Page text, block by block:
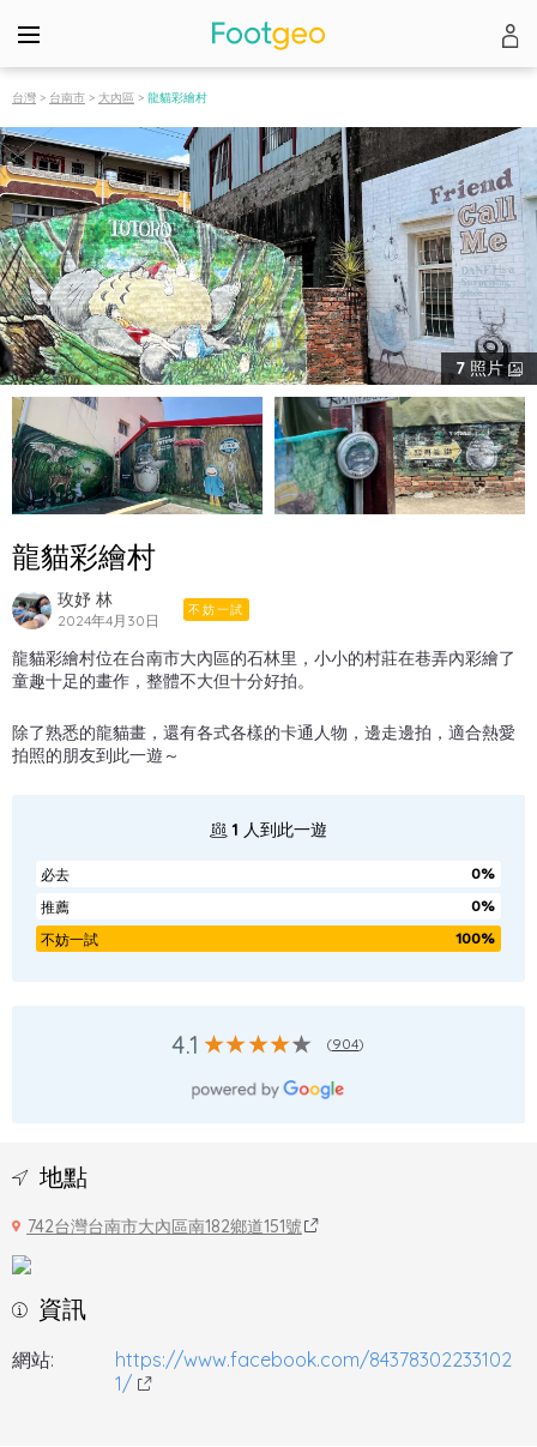
台灣 > 台南市 > 大內區 > 龍貓彩繪村
7 照片
龍貓彩繪村
玫妤 林
2024年4月30日
不妨一試
龍貓彩繪村位在台南市大內區的石林里，小小的村莊在巷弄內彩繪了
童趣十足的畫作，整體不大但十分好拍。
除了熟悉的龍貓畫，還有各式各樣的卡通人物，邊走邊拍，適合熱愛
拍照的朋友到此一遊～
1 人到此一遊
必去
0%
推薦
0%
不妨一試
100%
4.1 (904)
地點
742台灣台南市大內區南182鄉道151號
資訊
網站:
https://www.facebook.com/84378302233102
1/